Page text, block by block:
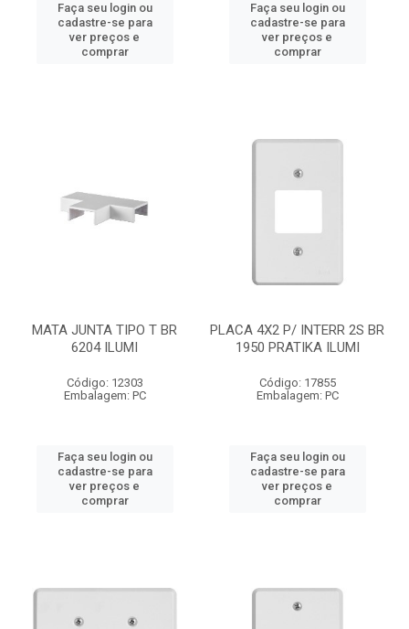
Faça seu login ou
cadastre-se para
ver preços e
comprar
Faça seu login ou
cadastre-se para
ver preços e
comprar
MATA JUNTA TIPO T BR
6204 ILUMI
Código: 12303
Embalagem: PC
Faça seu login ou
cadastre-se para
ver preços e
comprar
PLACA 4X2 P/ INTERR 2S BR
1950 PRATIKA ILUMI
Código: 17855
Embalagem: PC
Faça seu login ou
cadastre-se para
ver preços e
comprar